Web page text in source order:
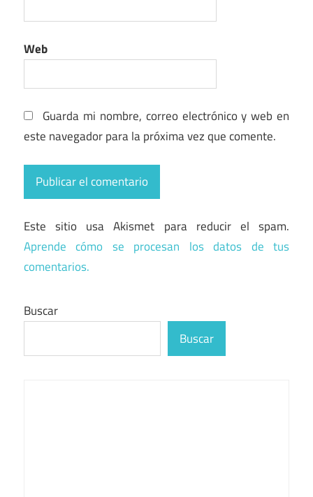
Web
Guarda mi nombre, correo electrónico y web en
este navegador para la próxima vez que comente.
Este sitio usa Akismet para reducir el spam.
Aprende cómo se procesan los datos de tus
comentarios.
Buscar
Buscar